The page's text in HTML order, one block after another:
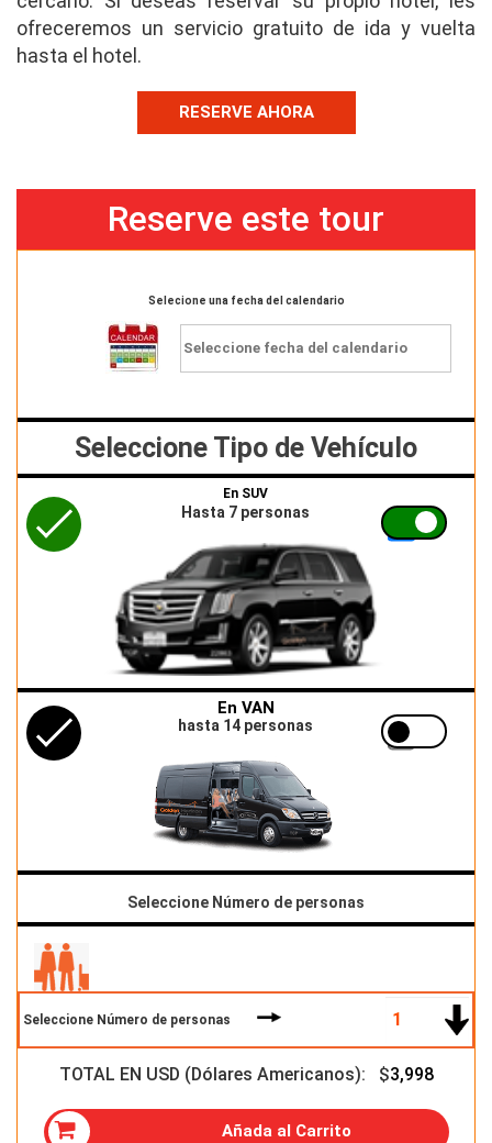
ofreceremos un servicio gratuito de ida y vuelta
hasta el hotel.
RESERVE AHORA
Reserve este tour
Selecione una fecha del calendario
Seleccione Tipo de Vehículo
En SUV
Hasta 7 personas
En VAN
hasta 14 personas
Seleccione Número de personas
Seleccione Número de personas
TOTAL EN USD (Dólares Americanos): $3,998
Añada al Carrito